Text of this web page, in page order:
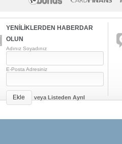
YENİLİKLERDEN HABERDAR
OLUN
Adınız Soyadınız
E-Posta Adresiniz
Ekle veya Listeden Ayrıl